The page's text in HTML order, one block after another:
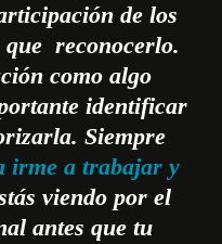
de los
que reconocerlo.
como algo
identificar
Siempre
irme a trabajar y
viendo por el
antes que tu